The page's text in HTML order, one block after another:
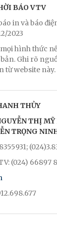
BÁO VTV
in và báo
2023
hình thức
Ghi rõ
từ website này.
THỦY
THỊ
TRỌNG
(024) 66897